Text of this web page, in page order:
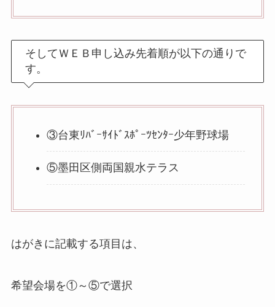
そしてＷＥＢ申し込み先着順が以下の通りで
す。
③台東ﾘﾊﾞｰｻｲﾄﾞｽﾎﾟｰﾂｾﾝﾀｰ少年野球場
⑤墨田区側両国親水テラス
はがきに記載する項目は、
希望会場を①～⑤で選択